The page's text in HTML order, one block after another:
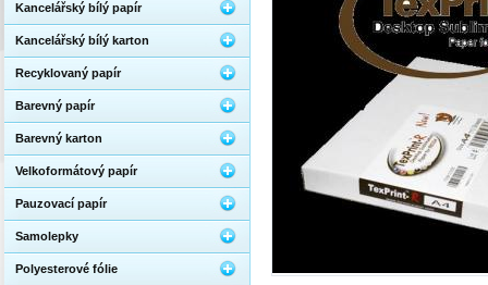
Kancelářský bílý papír
Kancelářský bílý karton
Recyklovaný papír
Barevný papír
Barevný karton
Velkoformátový papír
Pauzovací papír
Samolepky
Polyesterové fólie